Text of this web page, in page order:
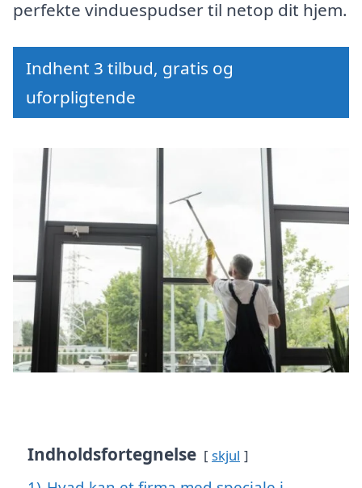
perfekte vinduespudser til netop dit hjem.
Indhent 3 tilbud, gratis og
uforpligtende
Indholdsfortegnelse skjul